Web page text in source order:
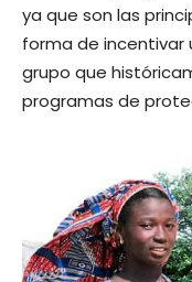
ya que son las
forma de incentivar
grupo que
programas de